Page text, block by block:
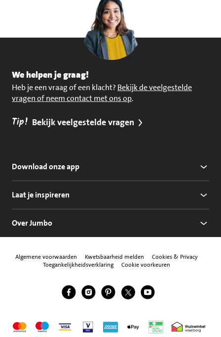
We helpen je graag!
Heb je een vraag of een klacht? Bekijk de veelgestelde
vragen of neem contact met ons op.
Tip! Bekijk veelgestelde vragen
Download onze app
Laat je inspireren
Over Jumbo
Algemene voorwaarden Kwetsbaarheid melden
Cookies & Privacy
Toegankelijkheidsverklaring
Cookie voorkeuren
Volg ons
Jumbo Facebook
Jumbo Instagram
Jumbo Pinterest
Jumbo Twitter
Jumbo YouTube
MastercardMaestroVisa Vpay American Express
Apple Pay Thuiswinkel